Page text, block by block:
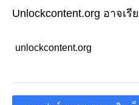
Unlockcontent.org อาจเรี
unlockcontent.org